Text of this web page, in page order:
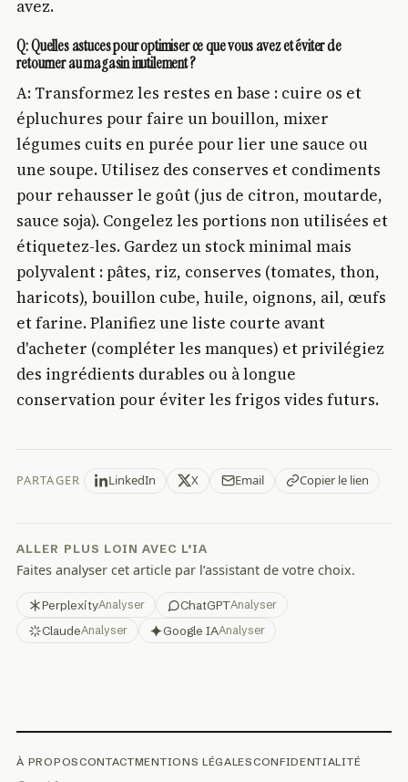
avez.
Q: Quelles astuces pour optimiser ce que vous avez et éviter de
retourner au magasin inutilement ?
A: Transformez les restes en base : cuire os et
épluchures pour faire un bouillon, mixer
légumes cuits en purée pour lier une sauce ou
une soupe. Utilisez des conserves et condiments
pour rehausser le goût (jus de citron, moutarde,
sauce soja). Congelez les portions non utilisées et
étiquetez-les. Gardez un stock minimal mais
polyvalent : pâtes, riz, conserves (tomates, thon,
haricots), bouillon cube, huile, oignons, ail, œufs
et farine. Planifiez une liste courte avant
d'acheter (compléter les manques) et privilégiez
des ingrédients durables ou à longue
conservation pour éviter les frigos vides futurs.
PARTAGER LinkedIn X Email Copier le lien
ALLER PLUS LOIN AVEC L’IA
Faites analyser cet article par l’assistant de votre choix.
PerplexityAnalyser ChatGPTAnalyser
ClaudeAnalyser Google IAAnalyser
À PROPOSCONTACTMENTIONS LÉGALESCONFIDENTIALITÉ